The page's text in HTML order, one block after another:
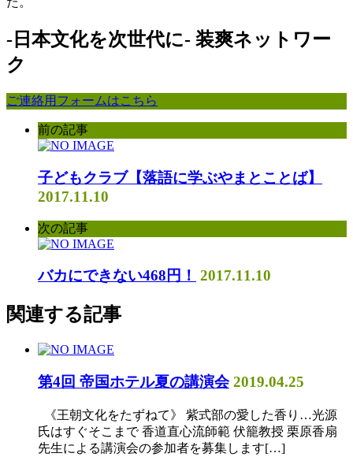
-日本文化を次世代に- 装爽ネットワー
ク
ご連絡用フォームはこちら
前の記事
子どもクラブ【落語に学ぶやまとことば】
2017.11.10
次の記事
バカにできない468円！ 2017.11.10
関連する記事
第4回 帝国ホテル夏の講演会 2019.04.25
《王朝文化をたずねて》 紫式部の愛した香り…光源
氏はすぐそこまで 香道直心流師範 伏籠教授 栗原香扇
先生による講演会の参加者を募集します[…]